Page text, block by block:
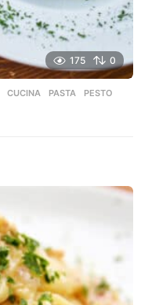
175 0
,CUCINA ,PASTA ,PESTO